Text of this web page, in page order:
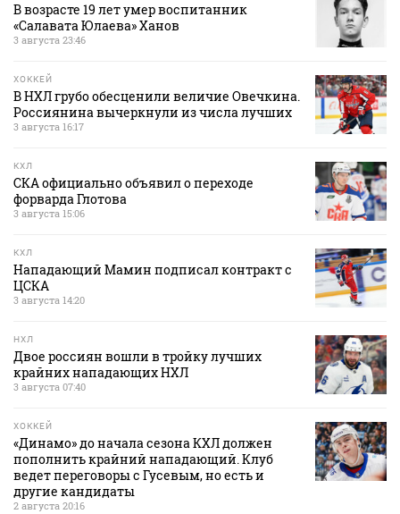
В возрасте 19 лет умер воспитанник
«Салавата Юлаева» Ханов
3 августа 23:46
ХОККЕЙ
В НХЛ грубо обесценили величие Овечкина.
Россиянина вычеркнули из числа лучших
3 августа 16:17
КХЛ
СКА официально объявил о переходе
форварда Глотова
3 августа 15:06
КХЛ
Нападающий Мамин подписал контракт с
ЦСКА
3 августа 14:20
НХЛ
Двое россиян вошли в тройку лучших
крайних нападающих НХЛ
3 августа 07:40
ХОККЕЙ
«Динамо» до начала сезона КХЛ должен
пополнить крайний нападающий. Клуб
ведет переговоры с Гусевым, но есть и
другие кандидаты
2 августа 20:16